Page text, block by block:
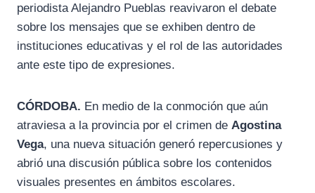
k
m
p
periodista Alejandro Pueblas reavivaron el debate
sobre los mensajes que se exhiben dentro de
instituciones educativas y el rol de las autoridades
ante este tipo de expresiones.
CÓRDOBA. En medio de la conmoción que aún
atraviesa a la provincia por el crimen de Agostina
Vega, una nueva situación generó repercusiones y
abrió una discusión pública sobre los contenidos
visuales presentes en ámbitos escolares.